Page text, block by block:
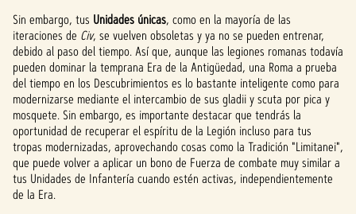
Sin embargo, tus Unidades únicas, como en la mayoría de las
iteraciones de Civ, se vuelven obsoletas y ya no se pueden entrenar,
debido al paso del tiempo. Así que, aunque las legiones romanas todavía
pueden dominar la temprana Era de la Antigüedad, una Roma a prueba
del tiempo en los Descubrimientos es lo bastante inteligente como para
modernizarse mediante el intercambio de sus gladii y scuta por pica y
mosquete. Sin embargo, es importante destacar que tendrás la
oportunidad de recuperar el espíritu de la Legión incluso para tus
tropas modernizadas, aprovechando cosas como la Tradición "Limitanei",
que puede volver a aplicar un bono de Fuerza de combate muy similar a
tus Unidades de Infantería cuando estén activas, independientemente
de la Era.